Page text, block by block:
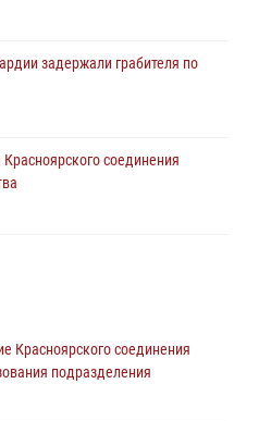
задержали грабителя по
соединения
охраны Росгвардии
краж из гипермаркета
Красноярского соединения
подразделения